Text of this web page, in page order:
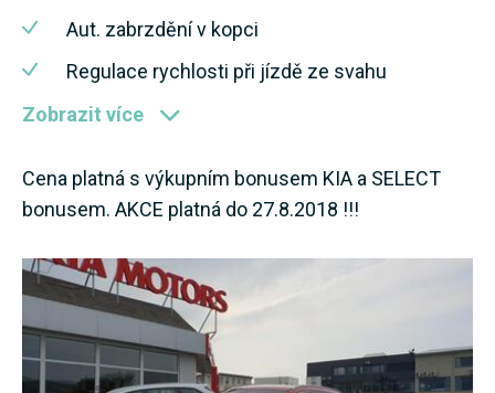
Aut. zabrzdění v kopci
Regulace rychlosti při jízdě ze svahu
Zobrazit více
Cena platná s výkupním bonusem KIA a SELECT
bonusem. AKCE platná do 27.8.2018 !!!